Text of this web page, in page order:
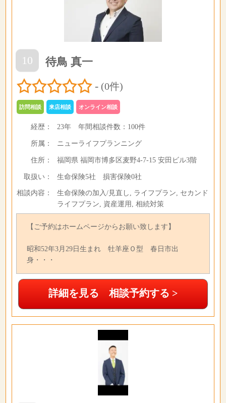
10
待鳥 真一
- (0件)
訪問相談 来店相談 オンライン相談
経歴： 23年年間相談件数： 100件
所属： ニューライフプランニング
住所： 福岡県 福岡市博多区麦野4-7-15 安田ビル3階
取扱い： 生命保険5社 損害保険0社
相談内容：
生命保険の加入/見直し, ライフプラン, セカンド
ライフプラン, 資産運用, 相続対策
【ご予約はホームページからお願い致します】
昭和52年3月29日生まれ 牡羊座Ｏ型 春日市出
身・・・
詳細を見る 相談予約する >